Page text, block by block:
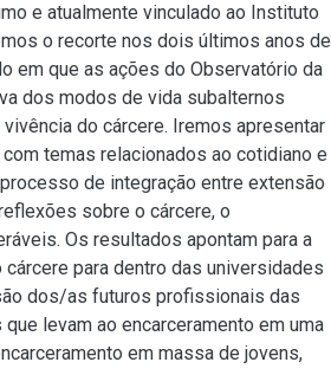
e atualmente vinculado ao Instituto
o recorte nos dois últimos anos de
em que as ações do Observatório da
dos modos de vida subalternos
do cárcere. Iremos apresentar
temas relacionados ao cotidiano e
de integração entre extensão
sobre o cárcere, o
Os resultados apontam para a
para dentro das universidades
dos/as futuros profissionais das
levam ao encarceramento em uma
em massa de jovens,